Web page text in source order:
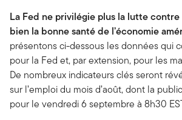
La Fed ne privilégie plus la lutte contre
bien la bonne santé de l’économie
présentons ci-dessous les données qui
pour la Fed et, par extension, pour les
De nombreux indicateurs clés seront
sur l’emploi du mois d’août, dont la
pour le vendredi 6 septembre à 8h30